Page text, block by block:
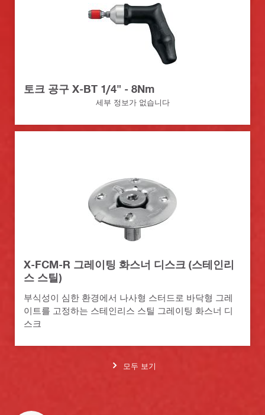
토크 공구 X-BT 1/4" - 8Nm
세부 정보가 없습니다
X-FCM-R 그레이팅 화스너 디스크 (스테인리
스 스틸)
부식성이 심한 환경에서 나사형 스터드로 바닥형 그레
이트를 고정하는 스테인리스 스틸 그레이팅 화스너 디
스크
모두 보기